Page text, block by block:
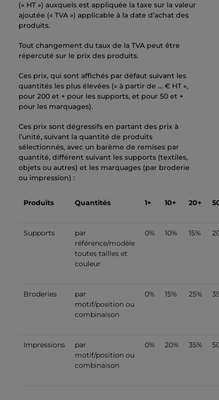
(« HT ») auxquels est appliquée la taxe sur la valeur
ajoutée (« TVA ») applicable à la date d’achat des
produits.
Tout changement du taux de la TVA peut être
répercuté sur le prix des produits.
Ces prix, qui sont affichés par défaut suivant les
quantités les plus élevées (« à partir de … € HT »,
pour 200 et + pour les supports, et pour 50 et +
pour les marquages).
Ces prix sont dégressifs en partant des prix à
l’unité, suivant la quantité de produits
sélectionnés, avec un barème de remises par
quantité, différent suivant les supports (textiles,
objets ou autres) et les marquages (par broderie
ou impression) :
Produits Quantités 1+ 10+ 20+
Supports
par
référence/modèle
toutes tailles et
couleur
0% 10% 15%
Broderies
par
motif/position ou
combinaison
0% 15% 25%
Impressions
par
motif/position ou
combinaison
0% 20% 35%